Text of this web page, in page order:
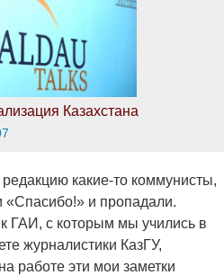
Казахстана
какие-то коммунисты,
«Спасибо!» и пропадали.
ГАИ, с которым мы учились в
журналистики КазГУ,
работе эти мои заметки